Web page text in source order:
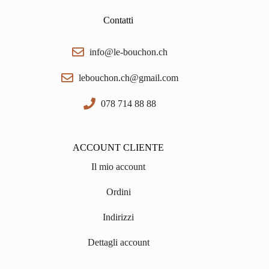
Contatti
info@le-bouchon.ch
lebouchon.ch@gmail.com
078 714 88 88
ACCOUNT CLIENTE
Il mio account
Ordini
Indirizzi
Dettagli account